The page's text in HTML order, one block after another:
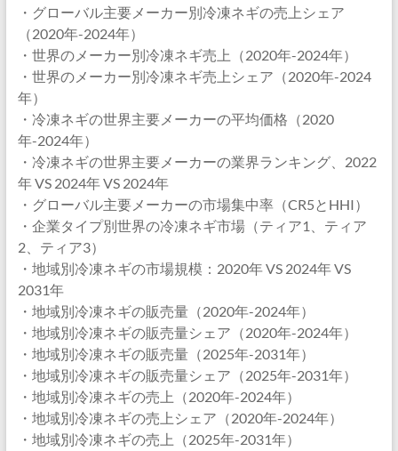
・グローバル主要メーカー別冷凍ネギの売上シェア
（2020年-2024年）
・世界のメーカー別冷凍ネギ売上（2020年-2024年）
・世界のメーカー別冷凍ネギ売上シェア（2020年-2024
年）
・冷凍ネギの世界主要メーカーの平均価格（2020
年-2024年）
・冷凍ネギの世界主要メーカーの業界ランキング、2022
年 VS 2024年 VS 2024年
・グローバル主要メーカーの市場集中率（CR5とHHI）
・企業タイプ別世界の冷凍ネギ市場（ティア1、ティア
2、ティア3）
・地域別冷凍ネギの市場規模：2020年 VS 2024年 VS
2031年
・地域別冷凍ネギの販売量（2020年-2024年）
・地域別冷凍ネギの販売量シェア（2020年-2024年）
・地域別冷凍ネギの販売量（2025年-2031年）
・地域別冷凍ネギの販売量シェア（2025年-2031年）
・地域別冷凍ネギの売上（2020年-2024年）
・地域別冷凍ネギの売上シェア（2020年-2024年）
・地域別冷凍ネギの売上（2025年-2031年）